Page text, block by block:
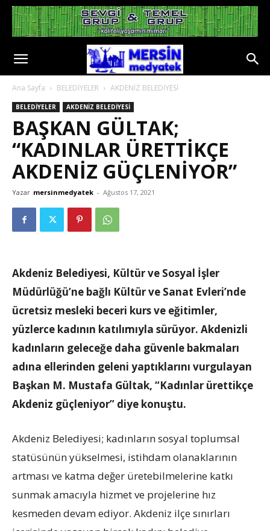
Ana Sayfa BELEDİYELER AKDENİZ BELEDİYESİ
BELEDİYELER AKDENİZ BELEDİYESİ
BAŞKAN GÜLTAK;
“KADINLAR ÜRETTİKÇE
AKDENİZ GÜÇLENİYOR”
Yazar mersinmedyatek - Ağustos 17, 2021
Akdeniz Belediyesi, Kültür ve Sosyal İşler
Müdürlüğü’ne bağlı Kültür ve Sanat Evleri’nde
ücretsiz mesleki beceri kurs ve eğitimler,
yüzlerce kadının katılımıyla sürüyor. Akdenizli
kadınların geleceğe daha güvenle bakmaları
adına ellerinden geleni yaptıklarını vurgulayan
Başkan M. Mustafa Gültak, “Kadınlar ürettikçe
Akdeniz güçleniyor” diye konuştu.
Akdeniz Belediyesi; kadınların sosyal toplumsal
statüsünün yükselmesi, istihdam olanaklarının
artması ve katma değer üretebilmelerine katkı
sunmak amacıyla hizmet ve projelerine hız
kesmeden devam ediyor. Akdeniz ilçe sınırları